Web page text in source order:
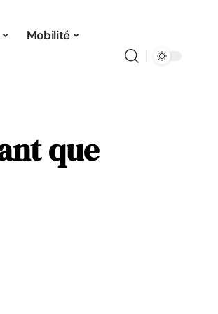
Mobilité
que